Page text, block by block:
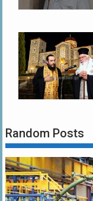
Random Posts